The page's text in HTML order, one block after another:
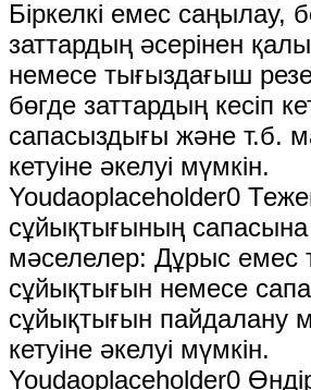
Біркелкі емес саңылау,
заттардың әсерінен
немесе тығыздағыш
бөгде заттардың кесіп
сапасыздығы және т.б.
кетуіне әкелуі мүмкін.
Youdaoplaceholder0
сұйықтығының
мәселелер: Дұрыс емес
сұйықтығын немесе
сұйықтығын пайдалану
кетуіне әкелуі мүмкін.
Youdaoplaceholder0